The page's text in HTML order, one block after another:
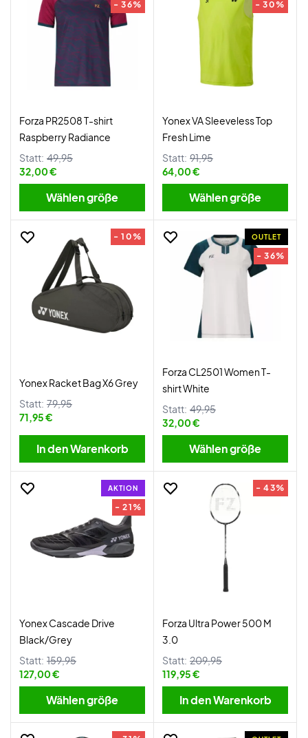
- 36%
Forza PR2508 T-shirt
Raspberry Radiance
Statt: 49,95
32,00 €
Wählen größe
- 30%
Yonex VA Sleeveless Top
Fresh Lime
Statt: 91,95
64,00 €
Wählen größe
- 10%
Yonex Racket Bag X6 Grey
Statt: 79,95
71,95 €
In den Warenkorb
OUTLET
- 36%
Forza CL2501 Women T-
shirt White
Statt: 49,95
32,00 €
Wählen größe
AKTION
- 21%
Yonex Cascade Drive
Black/Grey
Statt: 159,95
127,00 €
Wählen größe
- 43%
Forza Ultra Power 500 M
3.0
Statt: 209,95
119,95 €
In den Warenkorb